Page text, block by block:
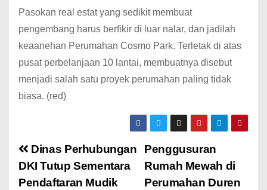
Pasokan real estat yang sedikit membuat
pengembang harus berfikir di luar nalar, dan jadilah
keaanehan Perumahan Cosmo Park. Terletak di atas
pusat perbelanjaan 10 lantai, membuatnya disebut
menjadi salah satu proyek perumahan paling tidak
biasa. (red)
Penggusuran
Rumah Mewah di
Perumahan Duren
Dinas Perhubungan
DKI Tutup Sementara
Pendaftaran Mudik